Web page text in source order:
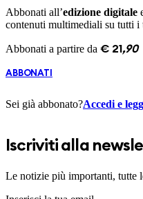
Abbonati all’edizione digitale
contenuti multimediali su tutti
Abbonati a partire da € 21 ,90
ABBONATI
Sei già abbonato?Accedi e
Iscriviti alla
Le notizie più importanti, tutte